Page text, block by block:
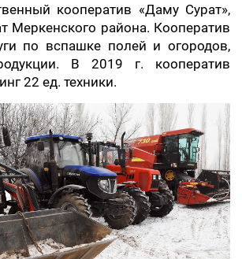
кооператив «Даму Сурат»,
Меркенского района. Кооператив
по вспашке полей и огородов,
В 2019 г. кооператив
22 ед. техники.